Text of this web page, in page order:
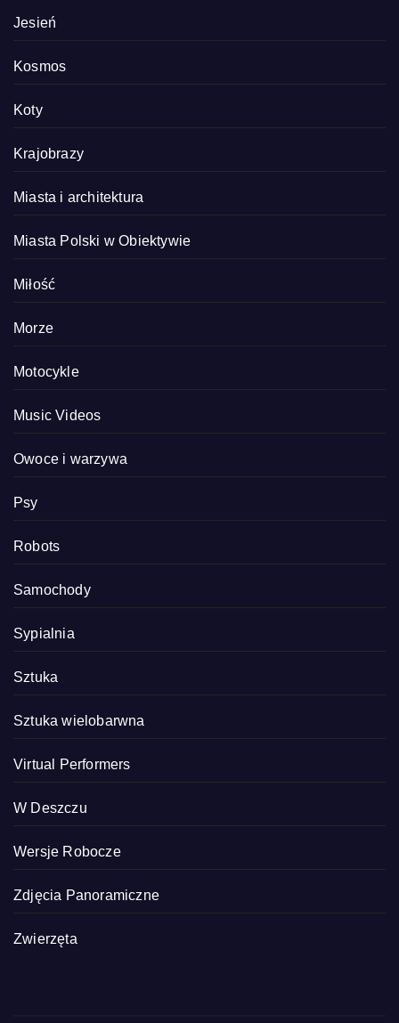
Jesień
Kosmos
Koty
Krajobrazy
Miasta i architektura
Miasta Polski w Obiektywie
Miłość
Morze
Motocykle
Music Videos
Owoce i warzywa
Psy
Robots
Samochody
Sypialnia
Sztuka
Sztuka wielobarwna
Virtual Performers
W Deszczu
Wersje Robocze
Zdjęcia Panoramiczne
Zwierzęta